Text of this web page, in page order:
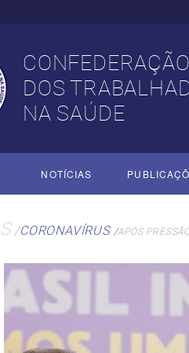
DOS
NA SAÚDE
NOTÍCIAS
CORONAVÍRUS APÓS